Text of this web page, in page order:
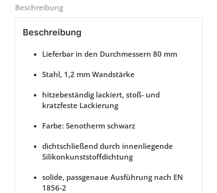
Pelletofen
Rauchrohre
Menge
Beschreibung
Beschreibung
Lieferbar in den Durchmessern 80 mm
Stahl, 1,2 mm Wandstärke
hitzebeständig lackiert, stoß- und
kratzfeste Lackierung
Farbe: Senotherm schwarz
dichtschließend durch innenliegende
Silikonkunststoffdichtung
solide, passgenaue Ausführung nach EN
1856-2